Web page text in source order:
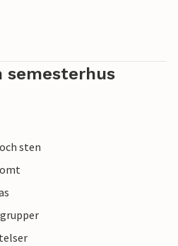
semesterhus
sten